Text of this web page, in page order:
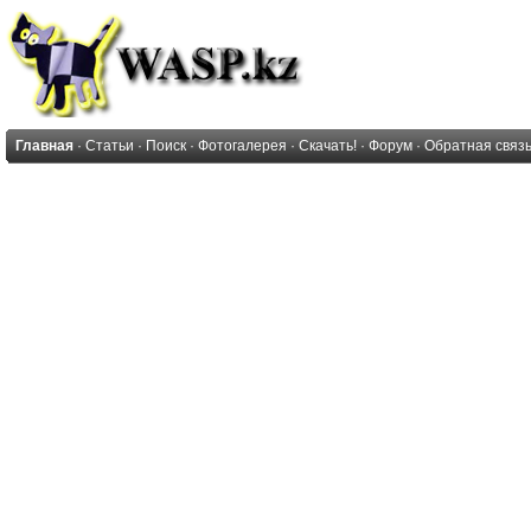
Главная · Статьи · Поиск · Фотогалерея · Скачать! · Форум · Обратная связь